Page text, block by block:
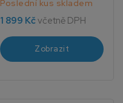
Poslední kus skladem
1 899 Kčvčetně DPH
Zobrazit